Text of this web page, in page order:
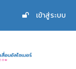
เข้าสู่ระบบ